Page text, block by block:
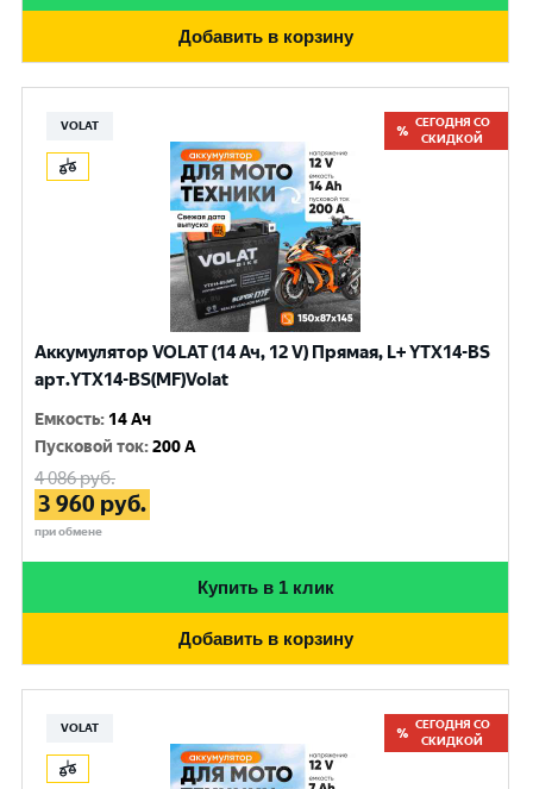
Добавить в корзину
VOLAT
СЕГОДНЯ СО
СКИДКОЙ
Аккумулятор VOLAT (14 Ач, 12 V) Прямая, L+ YTX14-BS
арт.YTX14-BS(MF)Volat
Емкость: 14 Ач
Пусковой ток:200 A
4 086руб.
3 960 руб.
при обмене
Купить в 1 клик
Добавить в корзину
VOLAT
СЕГОДНЯ СО
СКИДКОЙ